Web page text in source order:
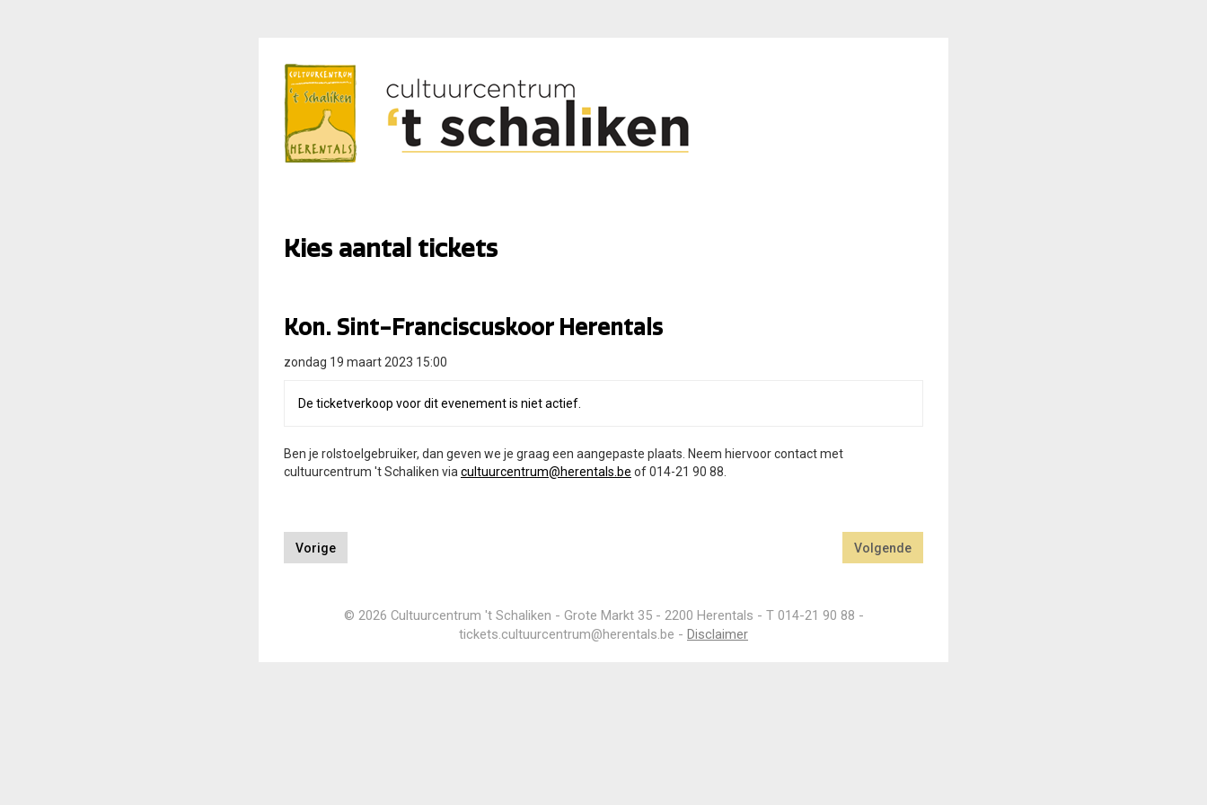
Kies aantal tickets
Kon. Sint-Franciscuskoor Herentals
zondag 19 maart 2023 15:00
De ticketverkoop voor dit evenement is niet actief.
Ben je rolstoelgebruiker, dan geven we je graag een aangepaste plaats. Neem hiervoor contact met
cultuurcentrum 't Schaliken via cultuurcentrum@herentals.be of 014-21 90 88.
Vorige Volgende
© 2026 Cultuurcentrum 't Schaliken - Grote Markt 35 - 2200 Herentals - T 014-21 90 88 -
tickets.cultuurcentrum@herentals.be - Disclaimer